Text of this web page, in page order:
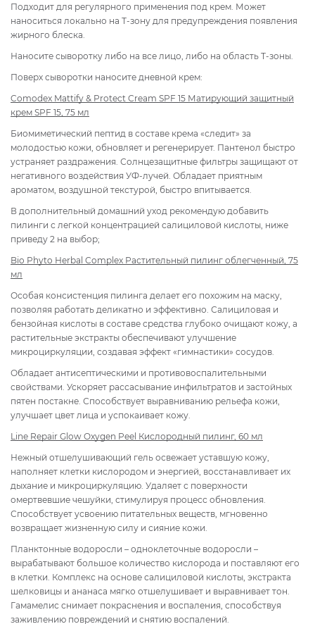
Подходит для регулярного применения под крем. Может
наноситься локально на Т-зону для предупреждения появления
жирного блеска.
Наносите сыворотку либо на все лицо, либо на область Т-зоны.
Поверх сыворотки наносите дневной крем:
Comodex Mattify & Protect Cream SPF 15 Матирующий защитный
крем SPF 15, 75 мл
Биомиметический пептид в составе крема «следит» за
молодостью кожи, обновляет и регенерирует. Пантенол быстро
устраняет раздражения. Солнцезащитные фильтры защищают от
негативного воздействия УФ-лучей. Обладает приятным
ароматом, воздушной текстурой, быстро впитывается.
В дополнительный домашний уход рекомендую добавить
пилинги с легкой концентрацией салициловой кислоты, ниже
приведу 2 на выбор;
Bio Phyto Нerbal Complex Растительный пилинг облегченный, 75
мл
Особая консистенция пилинга делает его похожим на маску,
позволяя работать деликатно и эффективно. Салициловая и
бензойная кислоты в составе средства глубоко очищают кожу, а
растительные экстракты обеспечивают улучшение
микроциркуляции, создавая эффект «гимнастики» сосудов.
Обладает антисептическими и противовоспалительными
свойствами. Ускоряет рассасывание инфильтратов и застойных
пятен постакне. Способствует выравниванию рельефа кожи,
улучшает цвет лица и успокаивает кожу.
Line Repair Glow Oxygen Peel Кислородный пилинг, 60 мл
Нежный отшелушивающий гель освежает уставшую кожу,
наполняет клетки кислородом и энергией, восстанавливает их
дыхание и микроциркуляцию. Удаляет с поверхности
омертвевшие чешуйки, стимулируя процесс обновления.
Способствует усвоению питательных веществ, мгновенно
возвращает жизненную силу и сияние кожи.
Планктонные водоросли – одноклеточные водоросли –
вырабатывают большое количество кислорода и поставляют его
в клетки. Комплекс на основе салициловой кислоты, экстракта
шелковицы и ананаса мягко отшелушивает и выравнивает тон.
Гамамелис снимает покраснения и воспаления, способствуя
заживлению повреждений и снятию воспалений.